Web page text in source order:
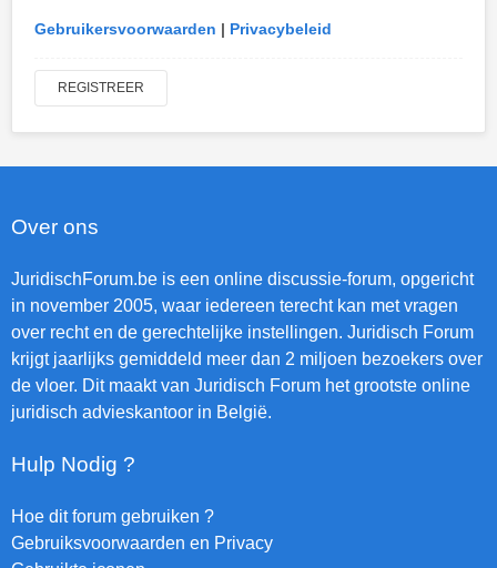
Gebruikersvoorwaarden | Privacybeleid
REGISTREER
Over ons
JuridischForum.be is een online discussie-forum, opgericht
in november 2005, waar iedereen terecht kan met vragen
over recht en de gerechtelijke instellingen. Juridisch Forum
krijgt jaarlijks gemiddeld meer dan 2 miljoen bezoekers over
de vloer. Dit maakt van Juridisch Forum het grootste online
juridisch advieskantoor in België.
Hulp Nodig ?
Hoe dit forum gebruiken ?
Gebruiksvoorwaarden en Privacy